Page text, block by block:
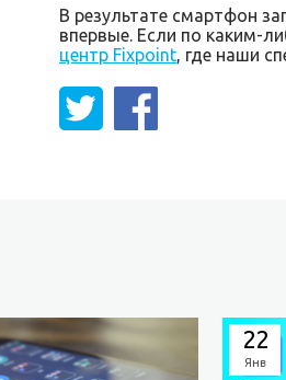
В результате смартфон
впервые. Если по каким-
центр Fixpoint, где наши
22
Янв